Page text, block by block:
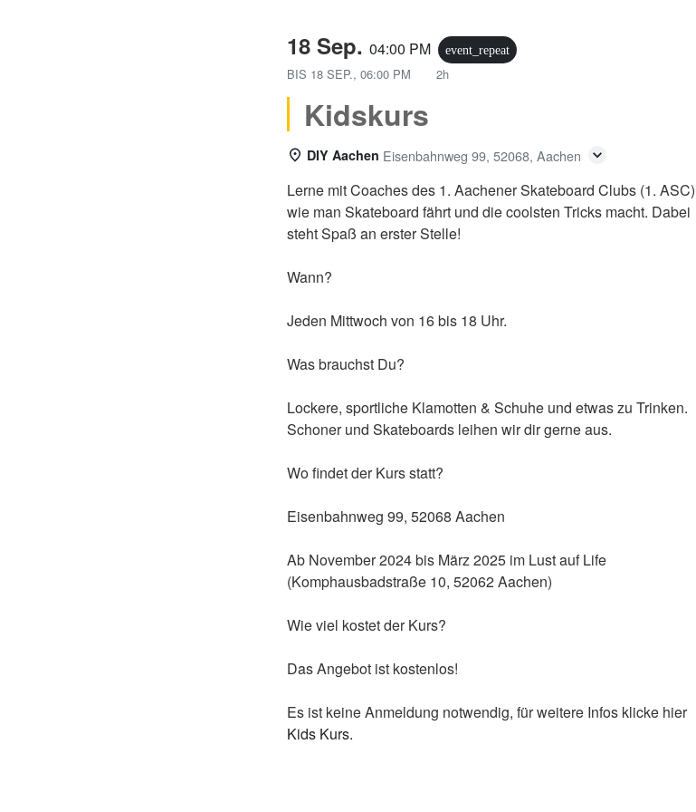
18 Sep. 04:00 PM event_repeat
BIS 18 SEP., 06:00 PM 2h
Kidskurs
DIY Aachen Eisenbahnweg 99, 52068, Aachen
Lerne mit Coaches des 1. Aachener Skateboard Clubs (1. ASC)
wie man Skateboard fährt und die coolsten Tricks macht. Dabei
steht Spaß an erster Stelle!
Wann?
Jeden Mittwoch von 16 bis 18 Uhr.
Was brauchst Du?
Lockere, sportliche Klamotten & Schuhe und etwas zu Trinken.
Schoner und Skateboards leihen wir dir gerne aus.
Wo findet der Kurs statt?
Eisenbahnweg 99, 52068 Aachen
Ab November 2024 bis März 2025 im Lust auf Life
(Komphausbadstraße 10, 52062 Aachen)
Wie viel kostet der Kurs?
Das Angebot ist kostenlos!
Es ist keine Anmeldung notwendig, für weitere Infos klicke hier
Kids Kurs.